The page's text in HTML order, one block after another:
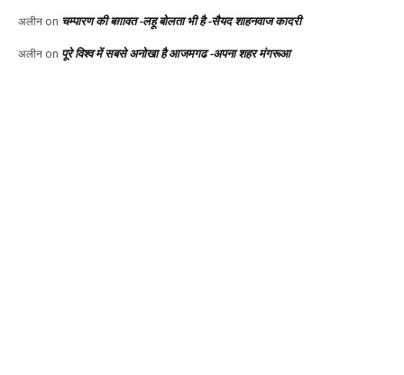
अलीन on चम्पारण की बग़ावत -लहू बोलता भी है -सैयद शाहनवाज कादरी
अलीन on पूरे विश्व में सबसे अनोखा है आजमगढ -अपना शहर मंगरूआ